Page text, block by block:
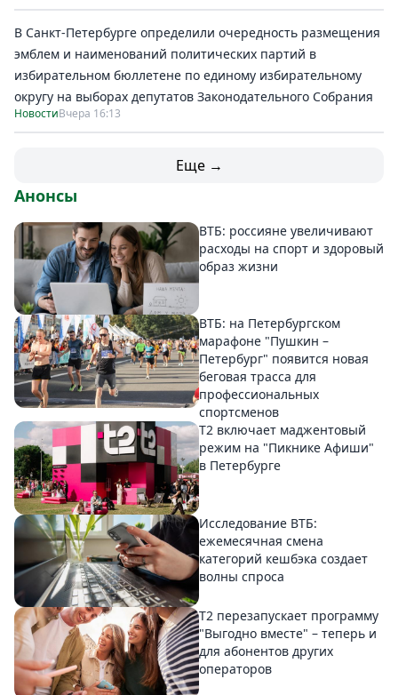
В Санкт-Петербурге определили очередность размещения
эмблем и наименований политических партий в
избирательном бюллетене по единому избирательному
округу на выборах депутатов Законодательного Собрания
НовостиВчера 16:13
Еще →
Анонсы
ВТБ: россияне увеличивают
расходы на спорт и здоровый
образ жизни
ВТБ: на Петербургском
марафоне "Пушкин –
Петербург" появится новая
беговая трасса для
профессиональных
спортсменов
Т2 включает маджентовый
режим на "Пикнике Афиши"
в Петербурге
Исследование ВТБ:
ежемесячная смена
категорий кешбэка создает
волны спроса
Т2 перезапускает программу
"Выгодно вместе" – теперь и
для абонентов других
операторов